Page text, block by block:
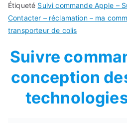
Étiqueté Suivi commande Apple –
Contacter – réclamation – ma
transporteur de colis
Suivre
conception